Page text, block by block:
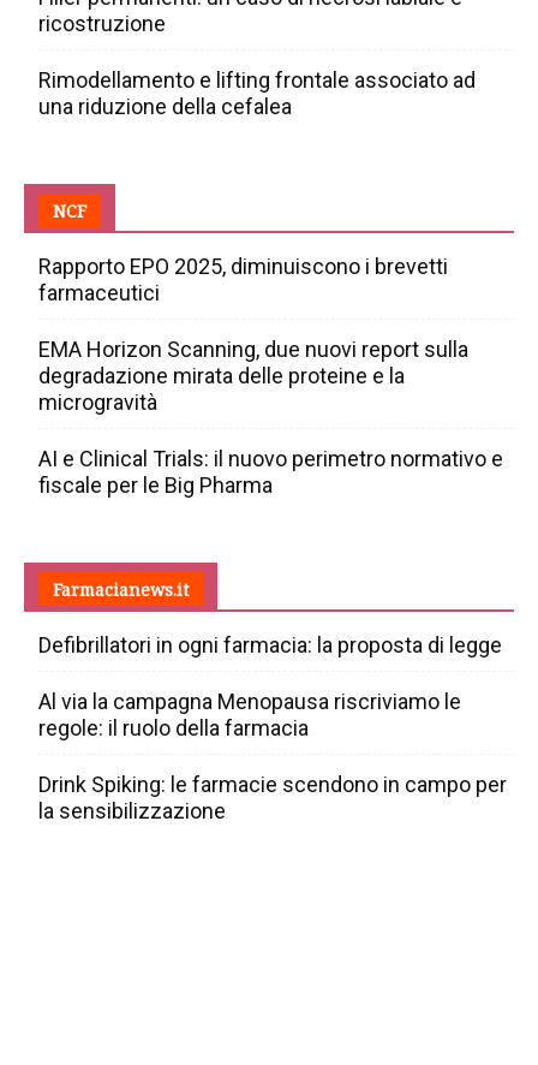
ricostruzione
Rimodellamento e lifting frontale associato ad
una riduzione della cefalea
NCF
Rapporto EPO 2025, diminuiscono i brevetti
farmaceutici
EMA Horizon Scanning, due nuovi report sulla
degradazione mirata delle proteine e la
microgravità
AI e Clinical Trials: il nuovo perimetro normativo e
fiscale per le Big Pharma
Farmacianews.it
Defibrillatori in ogni farmacia: la proposta di legge
Al via la campagna Menopausa riscriviamo le
regole: il ruolo della farmacia
Drink Spiking: le farmacie scendono in campo per
la sensibilizzazione